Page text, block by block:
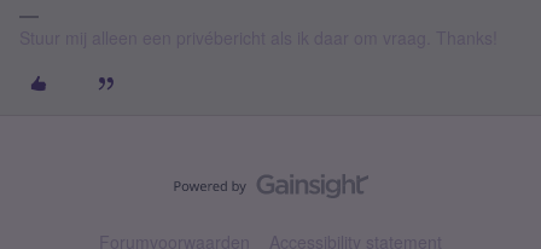
Forumvoorwaarden Accessibility statement